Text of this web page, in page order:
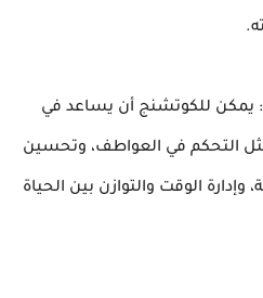
يمكن للكوتشنج أن يساعد في
التحكم في العواطف، وتحسين
وإدارة الوقت والتوازن بين الحياة